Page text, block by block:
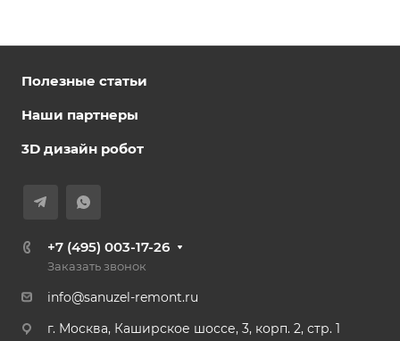
Полезные статьи
Наши партнеры
3D дизайн робот
+7 (495) 003-17-26
Заказать звонок
info@sanuzel-remont.ru
г. Москва, Каширское шоссе, 3, корп. 2, стр. 1